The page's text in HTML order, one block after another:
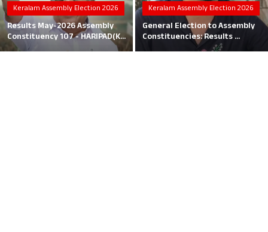
Malayalam
Keralam Assembly Election 2026
Results May-2026 Assembly
Constituency 107 - HARIPAD(K...
Keralam Assembly Election 2026
General Election to Assembly
Constituencies: Results ...